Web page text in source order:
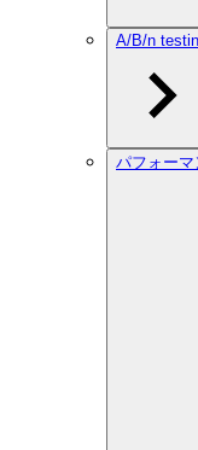
A/B/n
パフォー